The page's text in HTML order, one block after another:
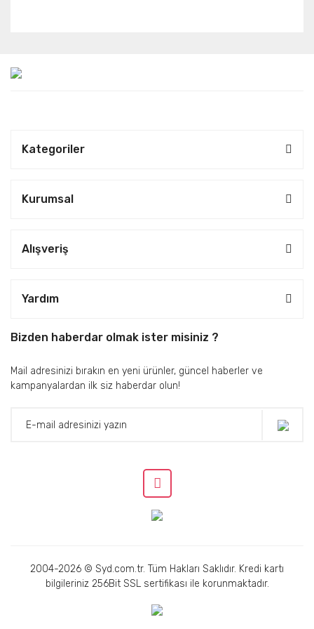
Kategoriler
Kurumsal
Alışveriş
Yardım
Bizden haberdar olmak ister misiniz ?
Mail adresinizi bırakın en yeni ürünler, güncel haberler ve
kampanyalardan ilk siz haberdar olun!
2004-2026 © Syd.com.tr. Tüm Hakları Saklıdır. Kredi kartı
bilgileriniz 256Bit SSL sertifikası ile korunmaktadır.